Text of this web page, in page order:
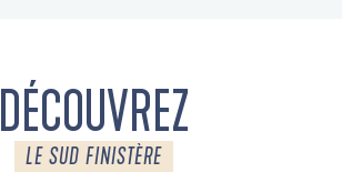
DÉCOUVREZ
LE SUD FINISTÈRE